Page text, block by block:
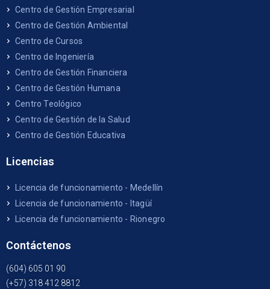
Centro de Gestión Empresarial
Centro de Gestión Ambiental
Centro de Cursos
Centro de Ingeniería
Centro de Gestión Financiera
Centro de Gestión Humana
Centro Teológico
Centro de Gestión de la Salud
Centro de Gestión Educativa
Licencias
Licencia de funcionamiento - Medellín
Licencia de funcionamiento - Itagüí
Licencia de funcionamiento - Rionegro
Contáctenos
(604) 605 01 90
(+57) 318 412 8812